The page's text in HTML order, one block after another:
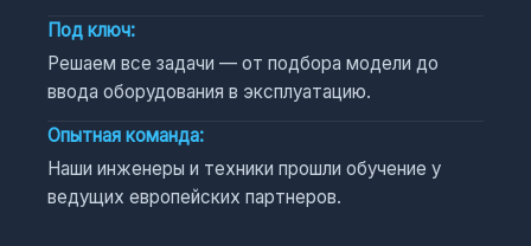
Под ключ:
Решаем все задачи — от подбора модели до
ввода оборудования в эксплуатацию.
Опытная команда:
Наши инженеры и техники прошли обучение у
ведущих европейских партнеров.